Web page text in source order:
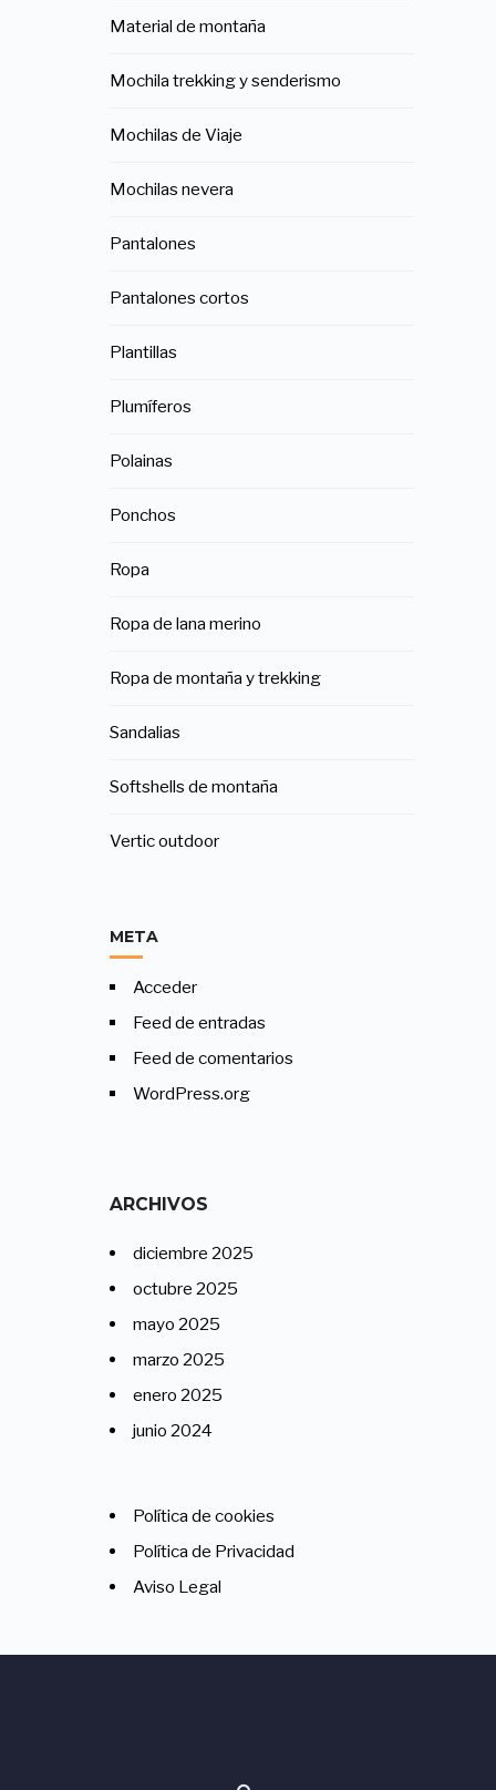
Material de montaña
Mochila trekking y senderismo
Mochilas de Viaje
Mochilas nevera
Pantalones
Pantalones cortos
Plantillas
Plumíferos
Polainas
Ponchos
Ropa
Ropa de lana merino
Ropa de montaña y trekking
Sandalias
Softshells de montaña
Vertic outdoor
META
Acceder
Feed de entradas
Feed de comentarios
WordPress.org
ARCHIVOS
diciembre 2025
octubre 2025
mayo 2025
marzo 2025
enero 2025
junio 2024
Política de cookies
Política de Privacidad
Aviso Legal